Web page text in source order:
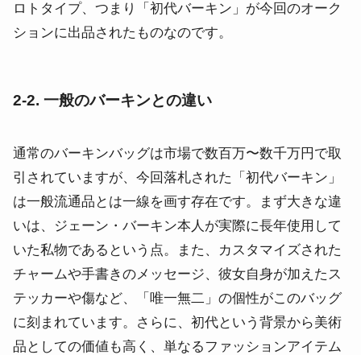
ロトタイプ、つまり「初代バーキン」が今回のオーク
ションに出品されたものなのです。
2-2. 一般のバーキンとの違い
通常のバーキンバッグは市場で数百万〜数千万円で取
引されていますが、今回落札された「初代バーキン」
は一般流通品とは一線を画す存在です。まず大きな違
いは、ジェーン・バーキン本人が実際に長年使用して
いた私物であるという点。また、カスタマイズされた
チャームや手書きのメッセージ、彼女自身が加えたス
テッカーや傷など、「唯一無二」の個性がこのバッグ
に刻まれています。さらに、初代という背景から美術
品としての価値も高く、単なるファッションアイテム